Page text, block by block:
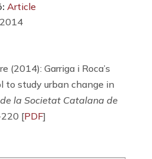
Article
2014
(2014): Garriga i Roca’s
to study urban change in
la Societat Catalana de
[PDF]